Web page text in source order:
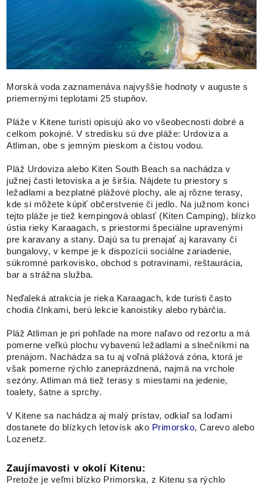
Morská voda zaznamenáva najvyššie hodnoty v auguste s
priemernými teplotami 25 stupňov.
Pláže v Kitene turisti opisujú ako vo všeobecnosti dobré a
celkom pokojné. V stredisku sú dve pláže: Urdoviza a
Atliman, obe s jemným pieskom a čistou vodou.
Pláž Urdoviza alebo Kiten South Beach sa nachádza v
južnej časti letoviska a je širšia. Nájdete tu priestory s
ležadlami a bezplatné plážové plochy, ale aj rôzne terasy,
kde si môžete kúpiť občerstvenie či jedlo. Na južnom konci
tejto pláže je tiež kempingová oblasť (Kiten Camping), blízko
ústia rieky Karaagach, s priestormi špeciálne upravenými
pre karavany a stany. Dajú sa tu prenajať aj karavany či
bungalovy, v kempe je k dispozícii sociálne zariadenie,
súkromné ​​parkovisko, obchod s potravinami, reštaurácia,
bar a strážna služba.
Neďaleká atrakcia je rieka Karaagach, kde turisti často
chodia člnkami, berú lekcie kanoistiky alebo rybárčia.
Pláž Atliman je pri pohľade na more naľavo od rezortu a má
pomerne veľkú plochu vybavenú ležadlami a slnečníkmi na
prenájom. Nachádza sa tu aj voľná plážová zóna, ktorá je
však pomerne rýchlo zaneprázdnená, najmä na vrchole
sezóny. Atliman má tiež terasy s miestami na jedenie,
toalety, šatne a sprchy.
V Kitene sa nachádza aj malý prístav, odkiaľ sa loďami
dostanete do blízkych letovísk ako Primorsko, Carevo alebo
Lozenetz.
Zaujímavosti v okolí Kitenu:
Pretože je veľmi blízko Primorska, z Kitenu sa rýchlo